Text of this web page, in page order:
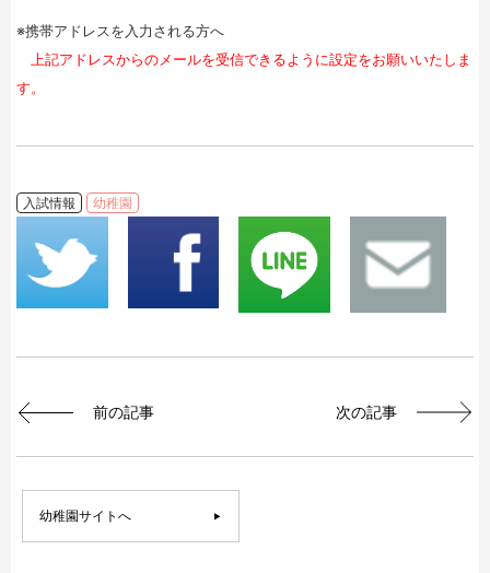
※携帯アドレスを入力される方へ
上記アドレスからのメールを受信できるように設定をお願いいたしま
す。
入試情報 幼稚園
前の記事 次の記事
幼稚園サイトへ